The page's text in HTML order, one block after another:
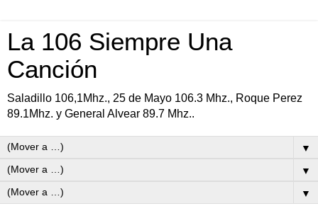
La 106 Siempre Una
Canción
Saladillo 106,1Mhz., 25 de Mayo 106.3 Mhz., Roque Perez
89.1Mhz. y General Alvear 89.7 Mhz..
▼
▼
▼